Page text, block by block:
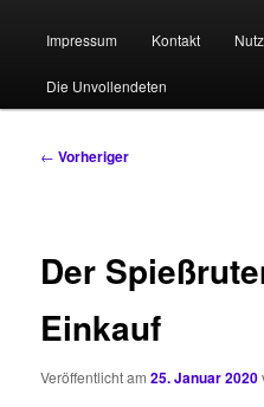
Impressum Kontakt
Die Unvollendeten
Beitragsnavigation
← Vorheriger
Der
Einkauf
Veröffentlicht am25. Januar 2020